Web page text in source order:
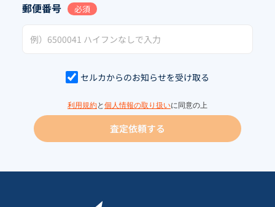
郵便番号 必須
セルカからのお知らせを受け取る
利用規約と 個人情報の取り扱いに同意の上
査定依頼する